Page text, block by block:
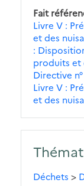
Fait
Livre V :
et des
:
produits et
Directive
Livre V :
et des
Déchets >